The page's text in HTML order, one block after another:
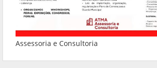
Assessoria e Consultoria